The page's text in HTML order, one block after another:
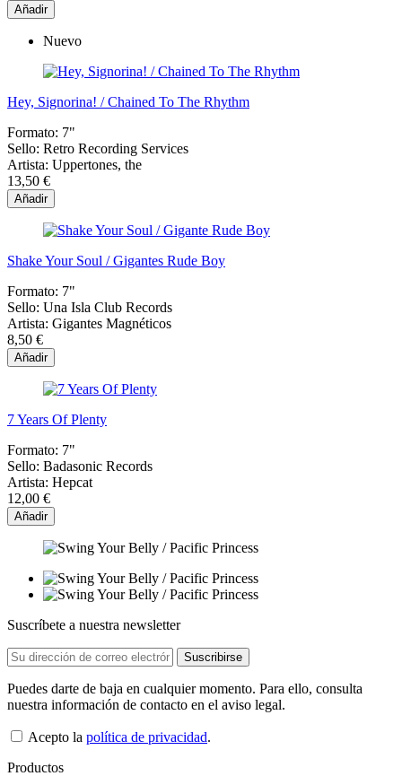
Añadir
Nuevo
Hey, Signorina! / Chained To The Rhythm
Formato: 7"
Sello: Retro Recording Services
Artista: Uppertones, the
13,50 €
Añadir
Shake Your Soul / Gigantes Rude Boy
Formato: 7"
Sello: Una Isla Club Records
Artista: Gigantes Magnéticos
8,50 €
Añadir
7 Years Of Plenty
Formato: 7"
Sello: Badasonic Records
Artista: Hepcat
12,00 €
Añadir
Suscríbete a nuestra newsletter
Puedes darte de baja en cualquier momento. Para ello, consulta
nuestra información de contacto en el aviso legal.
Acepto la política de privacidad.
Productos